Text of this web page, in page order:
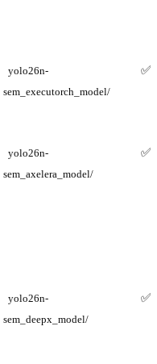
yolo26n-
sem_executorch_model/
✅
yolo26n-
sem_axelera_model/
✅
yolo26n-
sem_deepx_model/
✅